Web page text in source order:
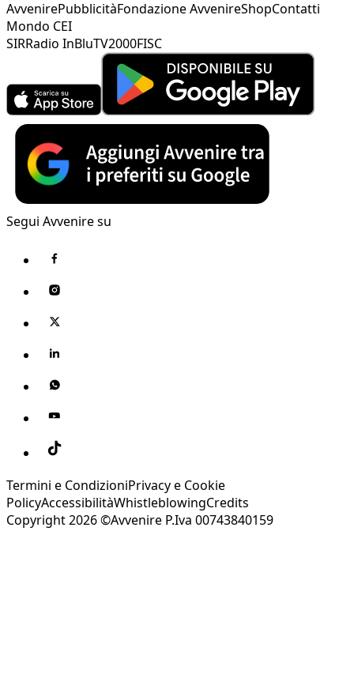
AvvenirePubblicitàFondazione AvvenireShopContatti
Mondo CEI
SIRRadio InBluTV2000FISC
Segui Avvenire su
Termini e CondizioniPrivacy e Cookie
PolicyAccessibilitàWhistleblowingCredits
Copyright 2026 ©Avvenire P.Iva 00743840159